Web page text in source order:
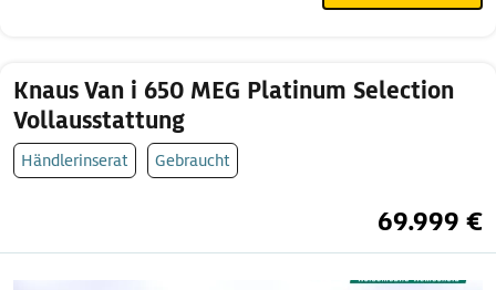
Knaus Van i 650 MEG Platinum Selection
Vollausstattung
Händlerinserat Gebraucht
69.999 €